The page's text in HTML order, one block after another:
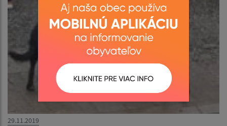
29.11.2019